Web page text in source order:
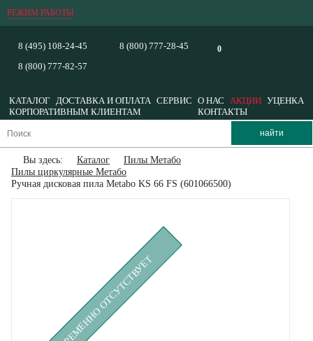
РЕЖИМ РАБОТЫ
0
8 (495) 108-24-45
8 (800) 777-82-57
8 (800) 777-28-45
КАТАЛОГ ДОСТАВКА И ОПЛАТА СЕРВИС О НАС АКЦИИ УЦЕНКА
КОРПОРАТИВНЫМ КЛИЕНТАМ
КОНТАКТЫ
Вы здесь: Каталог
Пилы Метабо
Пилы циркулярные Метабо
Ручная дисковая пила Metabo KS 66 FS (601066500)
ВРЕМЕННО ОТСУТСТВУЕТ